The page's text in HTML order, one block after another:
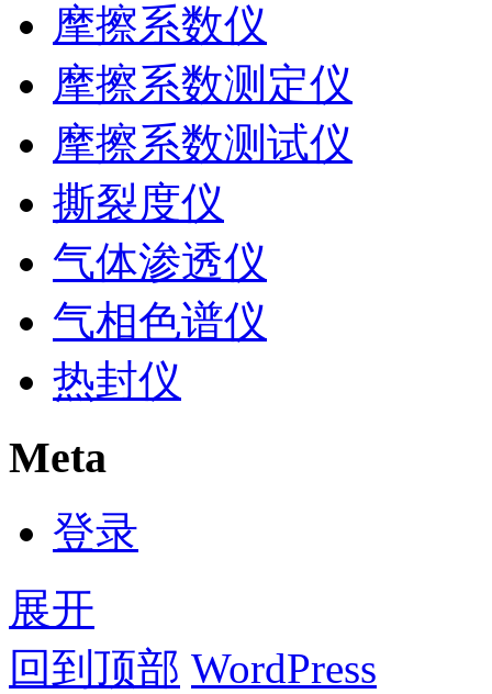
摩擦系数仪
摩擦系数测定仪
摩擦系数测试仪
撕裂度仪
气体渗透仪
气相色谱仪
热封仪
Meta
登录
展开
回到顶部 WordPress